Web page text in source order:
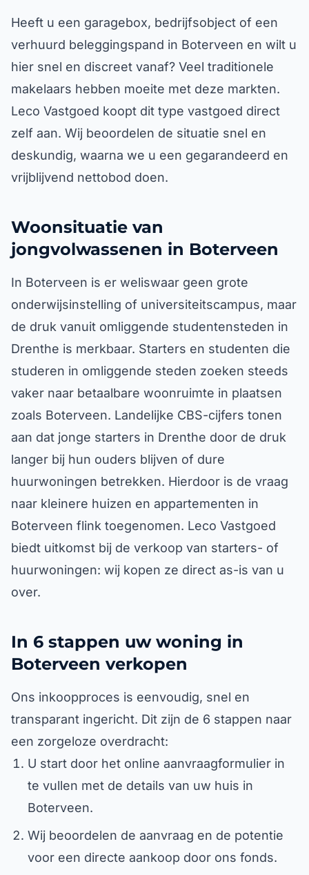
Heeft u een garagebox, bedrijfsobject of een
verhuurd beleggingspand in Boterveen en wilt u
hier snel en discreet vanaf? Veel traditionele
makelaars hebben moeite met deze markten.
Leco Vastgoed koopt dit type vastgoed direct
zelf aan. Wij beoordelen de situatie snel en
deskundig, waarna we u een gegarandeerd en
vrijblijvend nettobod doen.
Woonsituatie van
jongvolwassenen in Boterveen
In Boterveen is er weliswaar geen grote
onderwijsinstelling of universiteitscampus, maar
de druk vanuit omliggende studentensteden in
Drenthe is merkbaar. Starters en studenten die
studeren in omliggende steden zoeken steeds
vaker naar betaalbare woonruimte in plaatsen
zoals Boterveen. Landelijke CBS-cijfers tonen
aan dat jonge starters in Drenthe door de druk
langer bij hun ouders blijven of dure
huurwoningen betrekken. Hierdoor is de vraag
naar kleinere huizen en appartementen in
Boterveen flink toegenomen. Leco Vastgoed
biedt uitkomst bij de verkoop van starters- of
huurwoningen: wij kopen ze direct as-is van u
over.
In 6 stappen uw woning in
Boterveen verkopen
Ons inkoopproces is eenvoudig, snel en
transparant ingericht. Dit zijn de 6 stappen naar
een zorgeloze overdracht:
U start door het online aanvraagformulier in
te vullen met de details van uw huis in
Boterveen.
Wij beoordelen de aanvraag en de potentie
voor een directe aankoop door ons fonds.